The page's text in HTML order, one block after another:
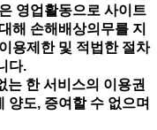
영업활동으로 사이트
해 손해배상의무를 지
용제한 및 적법한 절차
다.
한 서비스의 이용권
양도, 증여할 수 없으며